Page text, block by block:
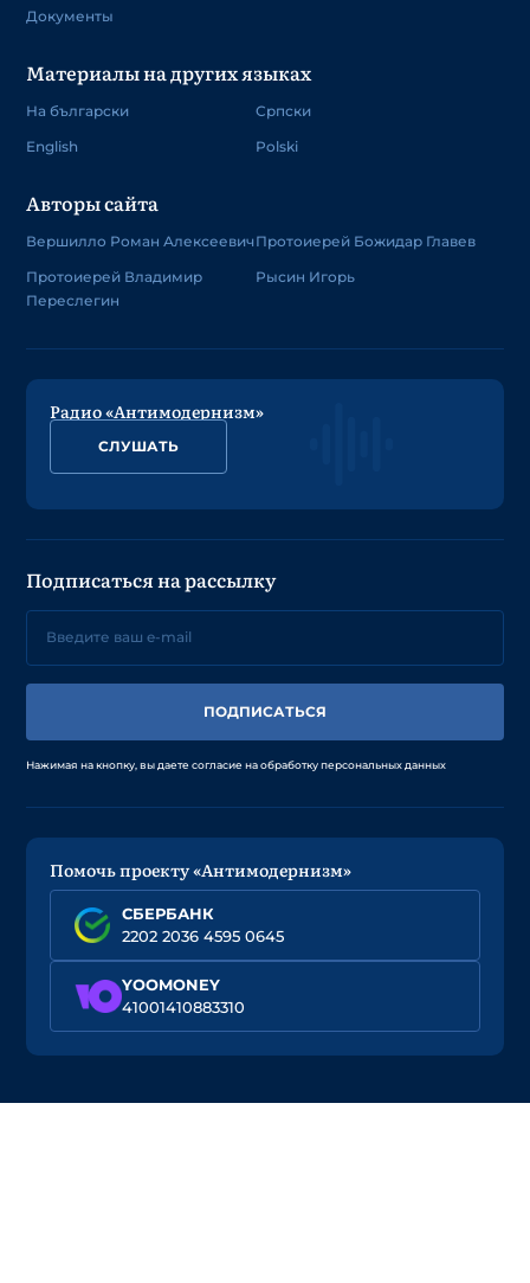
Документы
Материалы на других языках
На български
English
Српски
Polski
Авторы сайта
Вершилло Роман Алексеевич
Протоиерей Владимир
Переслегин
Протоиерей Божидар Главев
Рысин Игорь
Радио «Антимодернизм»
СЛУШАТЬ
Подписаться на рассылку
ПОДПИСАТЬСЯ
Нажимая на кнопку, вы даете согласие на обработку персональных данных
Помочь проекту «Антимодернизм»
СБЕРБАНК
2202 2036 4595 0645
YOOMONEY
41001410883310